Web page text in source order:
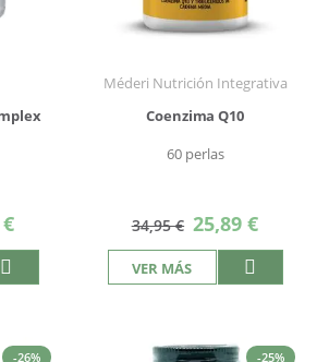
Méderi Nutrición Integrativa
Coenzima Q10
60 perlas
34,95 € Precio
especial
25,89 €
VER MÁS
-26% -25%